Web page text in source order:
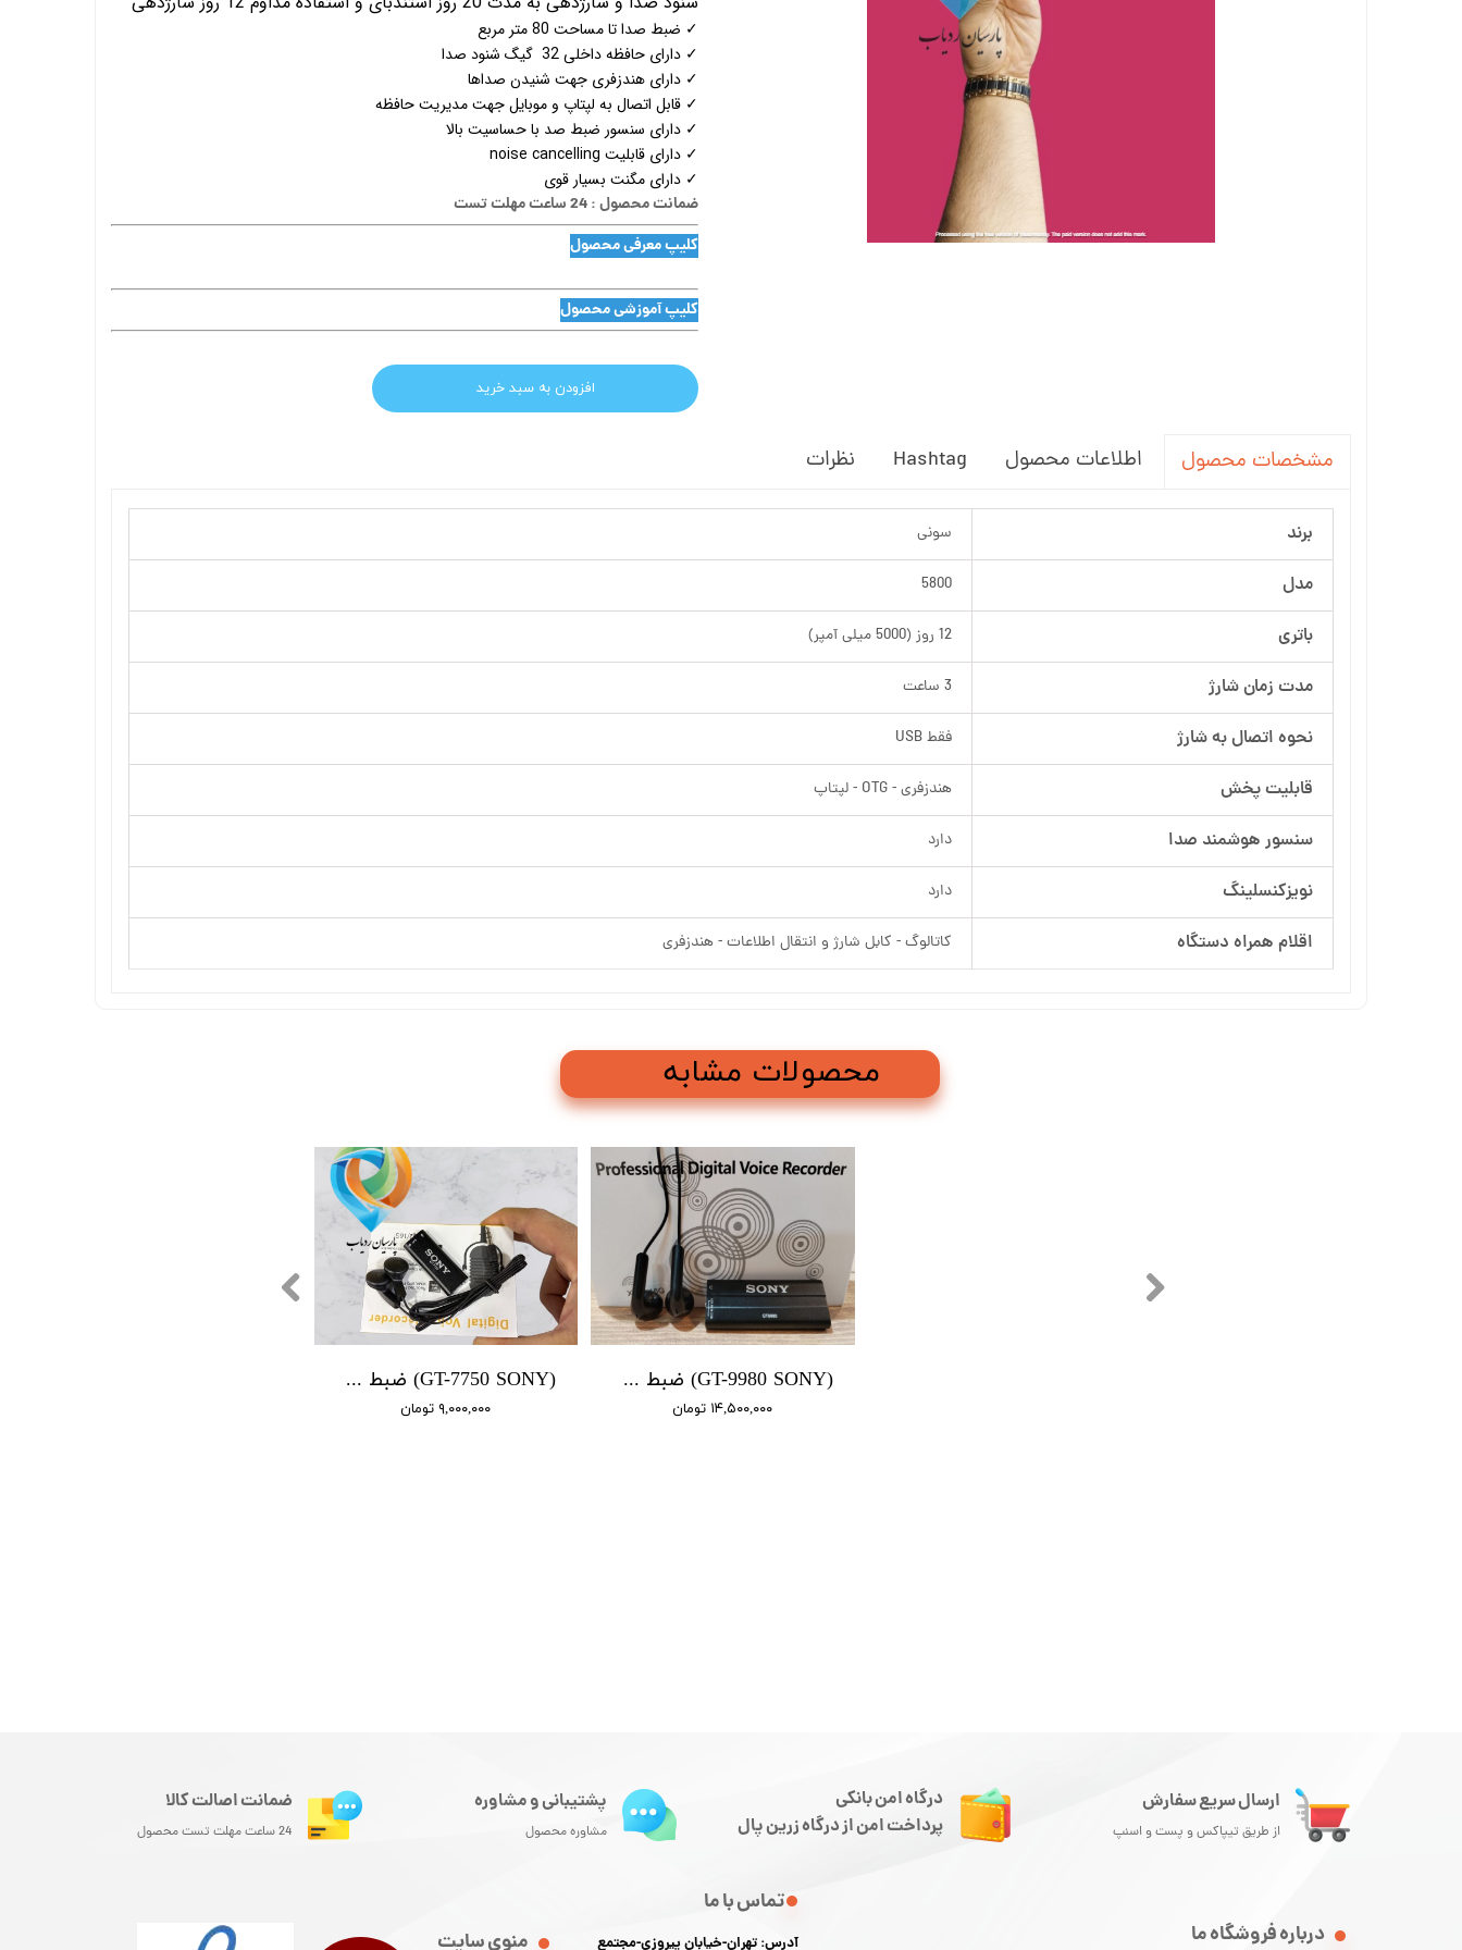
✓ ضبط صدا تا مساحت 80 متر مربع
✓ دارای حافظه داخلی 32 گیگ شنود صدا
✓ دارای هندزفری جهت شنیدن صداها
✓ قابل اتصال به لپتاپ و موبایل جهت مدیریت حافظه
✓ دارای سنسور ضبط صد با حساسیت بالا
✓ دارای قابلیت noise cancelling
✓ دارای مگنت بسیار قوی
ضمانت محصول : 24 ساعت مهلت تست
کلیپ معرفی محصول
کلیپ آموزشی محصول
افزودن به سبد خرید
مشخصات محصول اطلاعات محصول Hashtag نظرات
برند سونی
مدل 5800
باتری 12 روز (5000 میلی آمپر)
مدت زمان شارژ 3 ساعت
نحوه اتصال به شارژ فقط USB
قابلیت پخش هندزفری - OTG - لپتاپ
سنسور هوشمند صدا دارد
نویزکنسلینگ دارد
اقلام همراه دستگاه کاتالوگ - کابل شارژ و انتقال اطلاعات - هندزفری
(GT-7750 SONY) ضبط کننده دیجیتالی صدا سونی - 16 گیگابایت - دارای سنسور صدا
۹,۰۰۰,۰۰۰ تومان
(GT-9980 SONY) ضبط صدا سونی / باتری دار 4 روز شارژ / سنسور دار / 16 گیگ
۱۴,۵۰۰,۰۰۰ تومان
محصولات مشابه
ارسال سریع سفارش
از طریق تیپاکس و پست و اسنپ
درباره فروشگاه ما منوی سایت
تماس با ما
آدرس: تهران-خیابان پیروزی-مجتمع
درگاه امن بانکی
پرداخت امن از درگاه زرین پال
پشتیبانی و مشاوره
مشاوره محصول
ضمانت اصالت کالا
24 ساعت مهلت تست محصول